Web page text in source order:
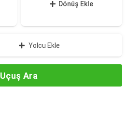
Dönüş Ekle
Yolcu Ekle
Uçuş Ara